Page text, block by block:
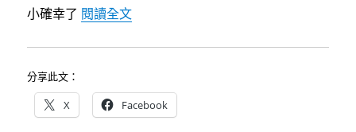
小確幸了 閱讀全文〈[台中大里]煦苑~咖啡甜點早午餐，
分享此文：
X Facebook